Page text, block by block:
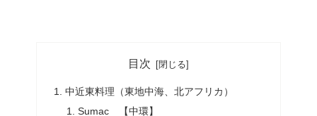
目次
中近東料理（東地中海、北アフリカ）
Sumac 【中環】